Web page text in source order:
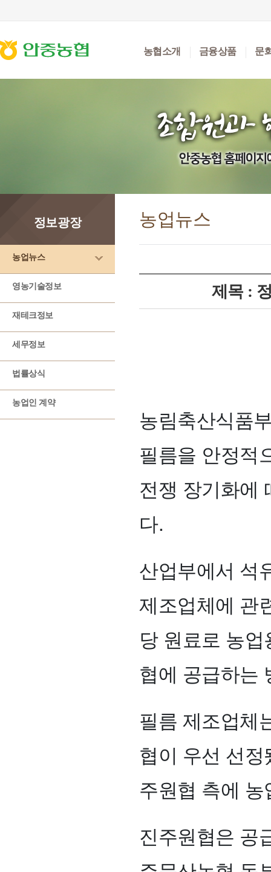
농협소개 금융상품 문
정보광장
농업뉴스
영농기술정보
재테크정보
세무정보
법률상식
농업인 계약
농업뉴스
제목 :
농림축산식품
필름을 안정적
전쟁 장기화에
다.
산업부에서 석
제조업체에 관
당 원료로 농
협에 공급하는
필름 제조업체
협이 우선 선
주원협 측에
진주원협은 공